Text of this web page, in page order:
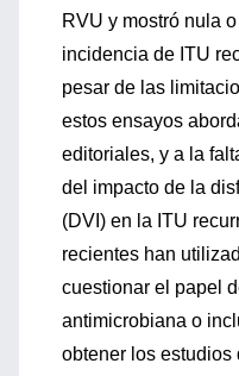
RVU y mostró nula
incidencia de ITU
pesar de las
estos ensayos
editoriales, y a la
del impacto de la
(DVI) en la ITU
recientes han
cuestionar el papel
antimicrobiana o
obtener los estudios